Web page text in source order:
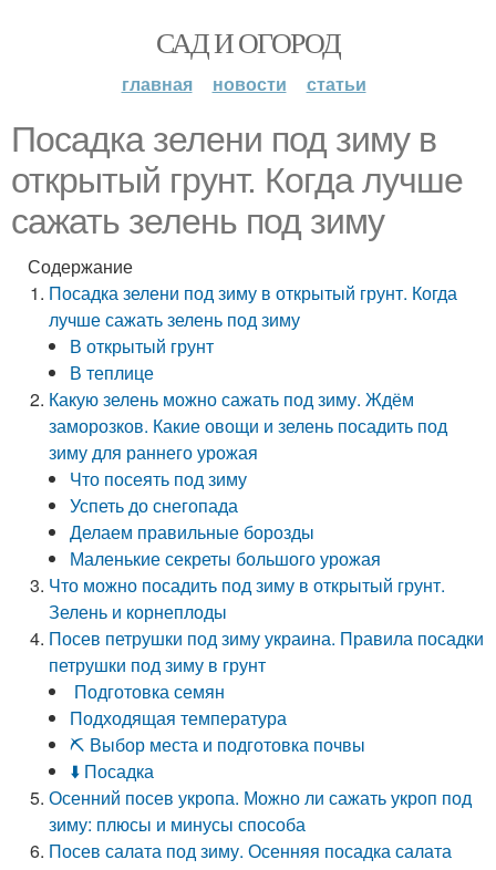
САД И ОГОРОД
главная новости статьи
Посадка зелени под зиму в
открытый грунт. Когда лучше
сажать зелень под зиму
Содержание
Посадка зелени под зиму в открытый грунт. Когда
лучше сажать зелень под зиму
В открытый грунт
В теплице
Какую зелень можно сажать под зиму. Ждём
заморозков. Какие овощи и зелень посадить под
зиму для раннего урожая
Что посеять под зиму
Успеть до снегопада
Делаем правильные борозды
Маленькие секреты большого урожая
Что можно посадить под зиму в открытый грунт.
Зелень и корнеплоды
Посев петрушки под зиму украина. Правила посадки
петрушки под зиму в грунт
‍ Подготовка семян
Подходящая температура
⛏ Выбор места и подготовка почвы
⬇️ Посадка
Осенний посев укропа. Можно ли сажать укроп под
зиму: плюсы и минусы способа
Посев салата под зиму. Осенняя посадка салата